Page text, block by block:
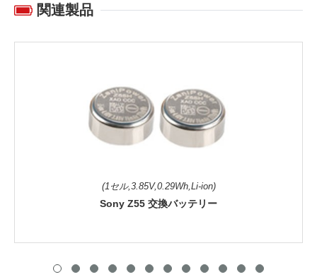
関連製品
(1セル,3.85V,0.29Wh,Li-ion)
Sony Z55 交換バッテリー